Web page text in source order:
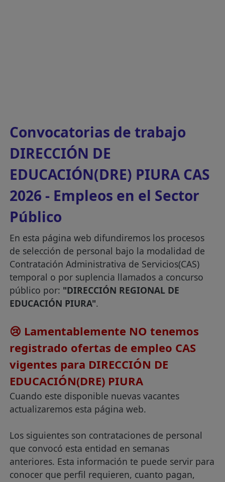
Convocatorias de trabajo
DIRECCIÓN DE
EDUCACIÓN(DRE) PIURA CAS
2026 - Empleos en el Sector
Público
En esta página web difundiremos los procesos
de selección de personal bajo la modalidad de
Contratación Administrativa de Servicios(CAS)
temporal o por suplencia llamados a concurso
público por: "DIRECCIÓN REGIONAL DE
EDUCACIÓN PIURA".
😢 Lamentablemente NO tenemos
registrado ofertas de empleo CAS
vigentes para DIRECCIÓN DE
EDUCACIÓN(DRE) PIURA
Cuando este disponible nuevas vacantes
actualizaremos esta página web.
Los siguientes son contrataciones de personal
que convocó esta entidad en semanas
anteriores. Esta información te puede servir para
conocer que perfil requieren, cuanto pagan,